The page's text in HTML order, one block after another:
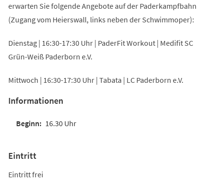
erwarten Sie folgende Angebote auf der Paderkampfbahn
(Zugang vom Heierswall, links neben der Schwimmoper):
Dienstag | 16:30-17:30 Uhr | PaderFit Workout | Medifit SC
Grün-Weiß Paderborn e.V.
Mittwoch | 16:30-17:30 Uhr | Tabata | LC Paderborn e.V.
Informationen
16.30 Uhr
Eintritt
Eintritt frei